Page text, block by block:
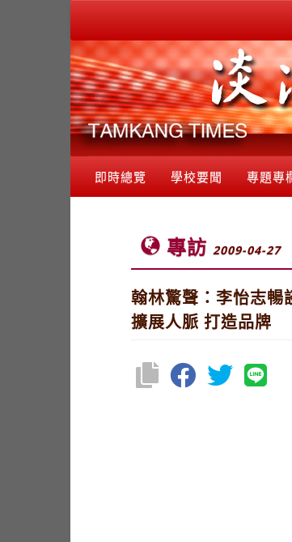
即時總覽 學校要聞 專題專
專訪 2009-04-27
翰林驚聲：李怡志暢
擴展人脈 打造品牌